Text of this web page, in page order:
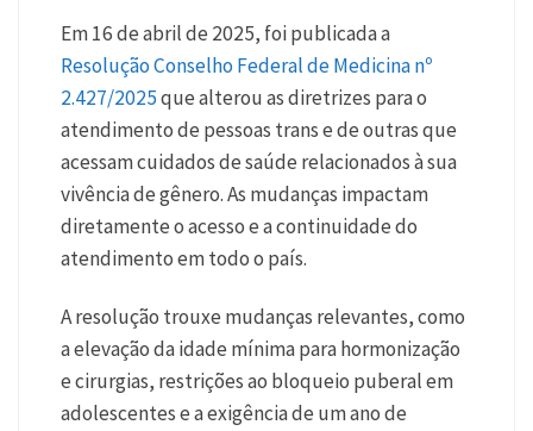
Em 16 de abril de 2025, foi publicada a
Resolução Conselho Federal de Medicina nº
2.427/2025que alterou as diretrizes para o
atendimento de pessoas trans e de outras que
acessam cuidados de saúde relacionados à sua
vivência de gênero. As mudanças impactam
diretamente o acesso e a continuidade do
atendimento em todo o país.
A resolução trouxe mudanças relevantes, como
a elevação da idade mínima para hormonização
e cirurgias, restrições ao bloqueio puberal em
adolescentes e a exigência de um ano de